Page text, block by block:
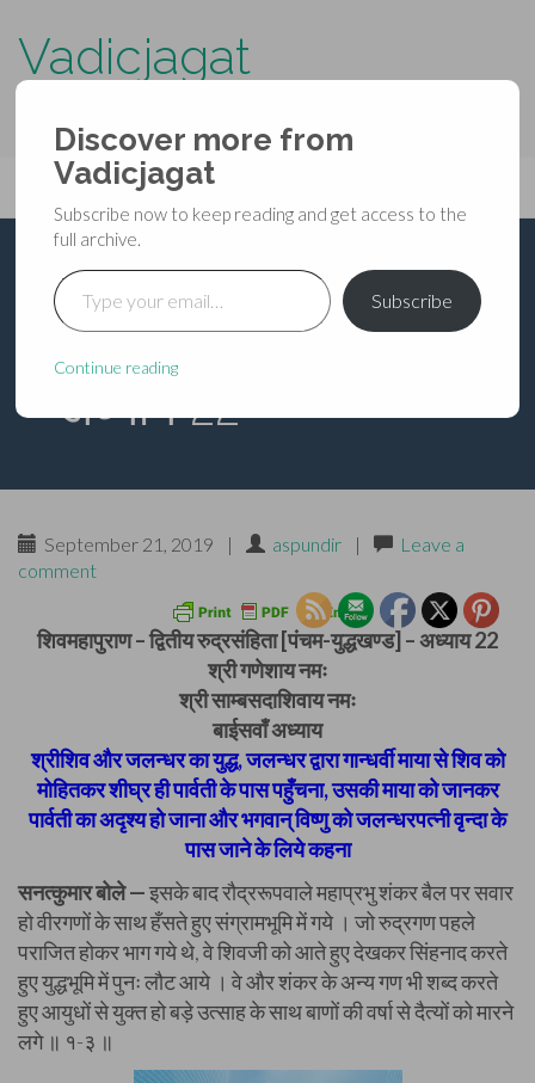
Vadicjagat
Primary
Menu
content
Vadicjagat
शिवमहापुराण – द्वितीय
रुद्रसंहिता [पंचम-युद्धखण्ड]
– अध्याय 22
September 21, 2019 | aspundir |
Leave a
comment
शिवमहापुराण – द्वितीय रुद्रसंहिता [पंचम-युद्धखण्ड] – अध्याय 22
श्री गणेशाय नमः
श्री साम्बसदाशिवाय नमः
बाईसवाँ अध्याय
श्रीशिव और जलन्धर का युद्ध, जलन्धर द्वारा गान्धर्वी माया से शिव को
मोहितकर शीघ्र ही पार्वती के पास पहुँचना, उसकी माया को जानकर
पार्वती का अदृश्य हो जाना और भगवान् विष्णु को जलन्धरपत्नी वृन्दा के
पास जाने के लिये कहना
सनत्कुमार बोले —इसके बाद रौद्ररूपवाले महाप्रभु शंकर बैल पर सवार
हो वीरगणों के साथ हँसते हुए संग्रामभूमि में गये । जो रुद्रगण पहले
पराजित होकर भाग गये थे, वे शिवजी को आते हुए देखकर सिंहनाद करते
हुए युद्धभूमि में पुनः लौट आये । वे और शंकर के अन्य गण भी शब्द करते
हुए आयुधों से युक्त हो बड़े उत्साह के साथ बाणों की वर्षा से दैत्यों को मारने
लगे ॥ १-३ ॥
Discover more from
Vadicjagat
Subscribe now to keep reading and get access to the
full archive.
Type your email…
Subscribe
Continue reading